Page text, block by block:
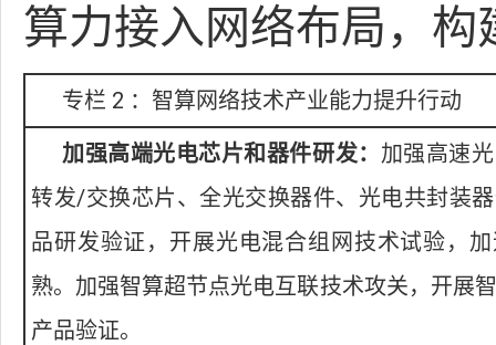
算力接入网络布局，
专栏 2 ：智算网络技术产业能力提升行动
加强高端光电芯片和器件研发： 加强高速
转发/交换芯片、全光交换器件、光电共封装
品研发验证，开展光电混合组网技术试验，
熟。加强智算超节点光电互联技术攻关，开展
产品验证。